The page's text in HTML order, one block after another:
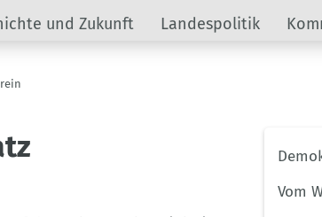
und Zukunft Landespolitik
Vom